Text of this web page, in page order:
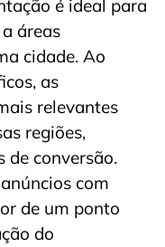
é ideal para
áreas
cidade. Ao
as
relevantes
regiões,
de conversão.
com
de um ponto
do